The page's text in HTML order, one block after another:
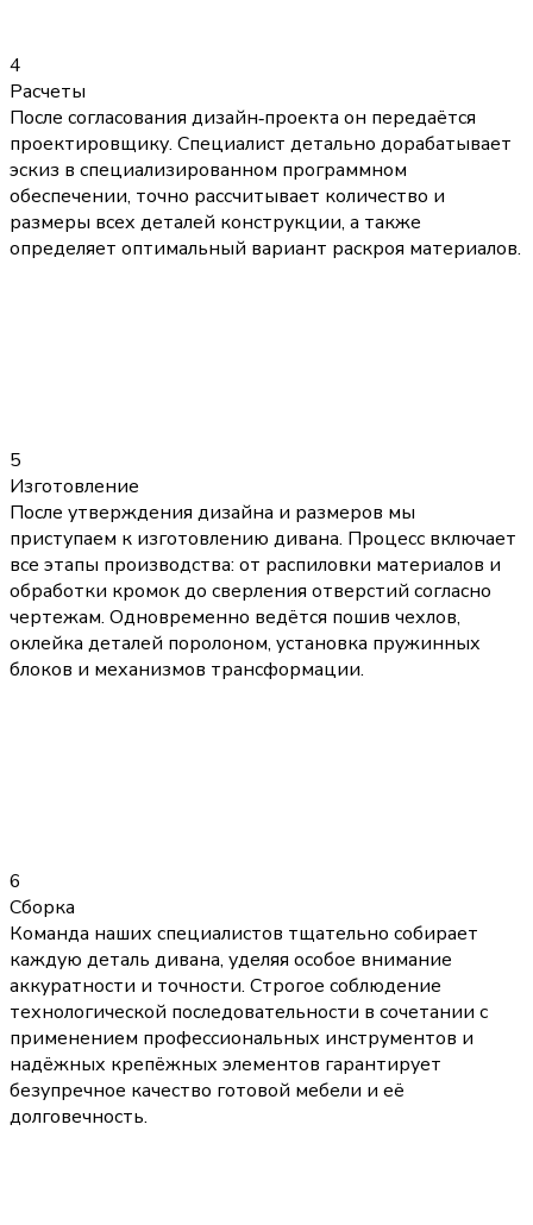
4
Расчеты
После согласования дизайн‑проекта он передаётся
проектировщику. Специалист детально дорабатывает
эскиз в специализированном программном
обеспечении, точно рассчитывает количество и
размеры всех деталей конструкции, а также
определяет оптимальный вариант раскроя материалов.
5
Изготовление
После утверждения дизайна и размеров мы
приступаем к изготовлению дивана. Процесс включает
все этапы производства: от распиловки материалов и
обработки кромок до сверления отверстий согласно
чертежам. Одновременно ведётся пошив чехлов,
оклейка деталей поролоном, установка пружинных
блоков и механизмов трансформации.
6
Сборка
Команда наших специалистов тщательно собирает
каждую деталь дивана, уделяя особое внимание
аккуратности и точности. Строгое соблюдение
технологической последовательности в сочетании с
применением профессиональных инструментов и
надёжных крепёжных элементов гарантирует
безупречное качество готовой мебели и её
долговечность.